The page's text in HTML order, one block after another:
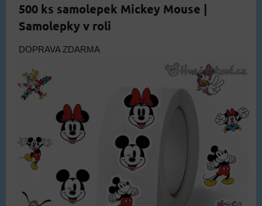
500 ks samolepek Mickey Mouse |
Samolepky v roli
DOPRAVA ZDARMA